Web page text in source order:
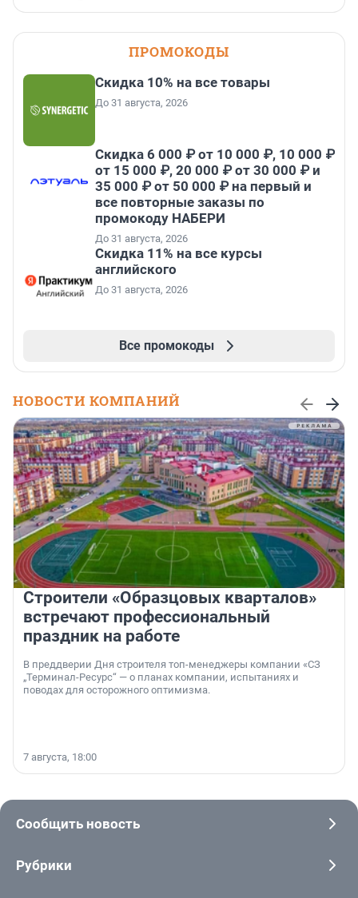
ПРОМОКОДЫ
Скидка 10% на все товары
До 31 августа, 2026
Скидка 6 000 ₽ от 10 000 ₽, 10 000 ₽
от 15 000 ₽, 20 000 ₽ от 30 000 ₽ и
35 000 ₽ от 50 000 ₽ на первый и
все повторные заказы по
промокоду НАБЕРИ
До 31 августа, 2026
Скидка 11% на все курсы
английского
До 31 августа, 2026
Все промокоды
НОВОСТИ КОМПАНИЙ
Строители «Образцовых кварталов»
встречают профессиональный
праздник на работе
В преддверии Дня строителя топ-менеджеры компании «СЗ
„Терминал-Ресурс“ — о планах компании, испытаниях и
поводах для осторожного оптимизма.
7 августа, 18:00
Сообщить новость
Рубрики